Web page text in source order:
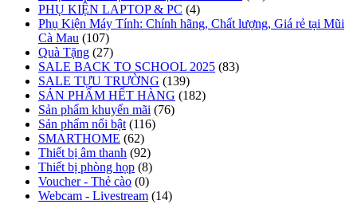
PHỤ KIỆN LAPTOP & PC (4)
Phụ Kiện Máy Tính: Chính hãng, Chất lượng, Giá rẻ tại Mũi
Cà Mau (107)
Quà Tặng (27)
SALE BACK TO SCHOOL 2025 (83)
SALE TỰU TRƯỜNG (139)
SẢN PHẨM HẾT HÀNG (182)
Sản phẩm khuyến mãi (76)
Sản phẩm nổi bật (116)
SMARTHOME (62)
Thiết bị âm thanh (92)
Thiết bị phòng họp (8)
Voucher - Thẻ cào (0)
Webcam - Livestream (14)